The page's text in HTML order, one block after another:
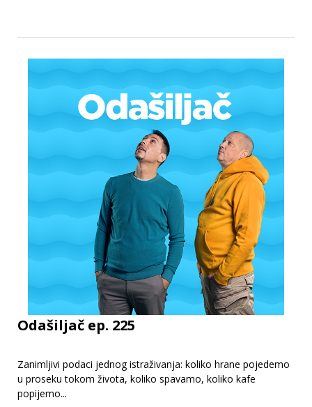
Odašiljač ep. 225
Zanimljivi podaci jednog istraživanja: koliko hrane pojedemo
u proseku tokom života, koliko spavamo, koliko kafe
popijemo...